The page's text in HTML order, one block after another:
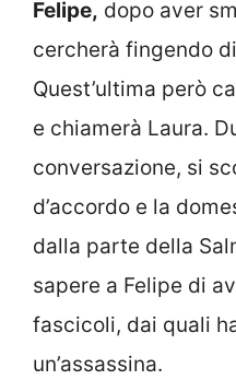
Felipe, dopo aver
cercherà fingendo di
Quest’ultima però
e chiamerà Laura.
conversazione, si
d’accordo e la
dalla parte della
sapere a Felipe di
fascicoli, dai quali
un’assassina.